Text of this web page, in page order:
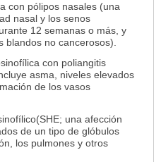
con pólipos nasales (una
nasal y los senos
12 semanas o más, y
blandos no cancerosos).
con poliangitis
asma, niveles elevados
de los vasos
una afección
de un tipo de glóbulos
los pulmones y otros